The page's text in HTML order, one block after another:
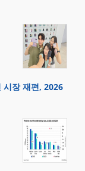
시장 재편, 2026